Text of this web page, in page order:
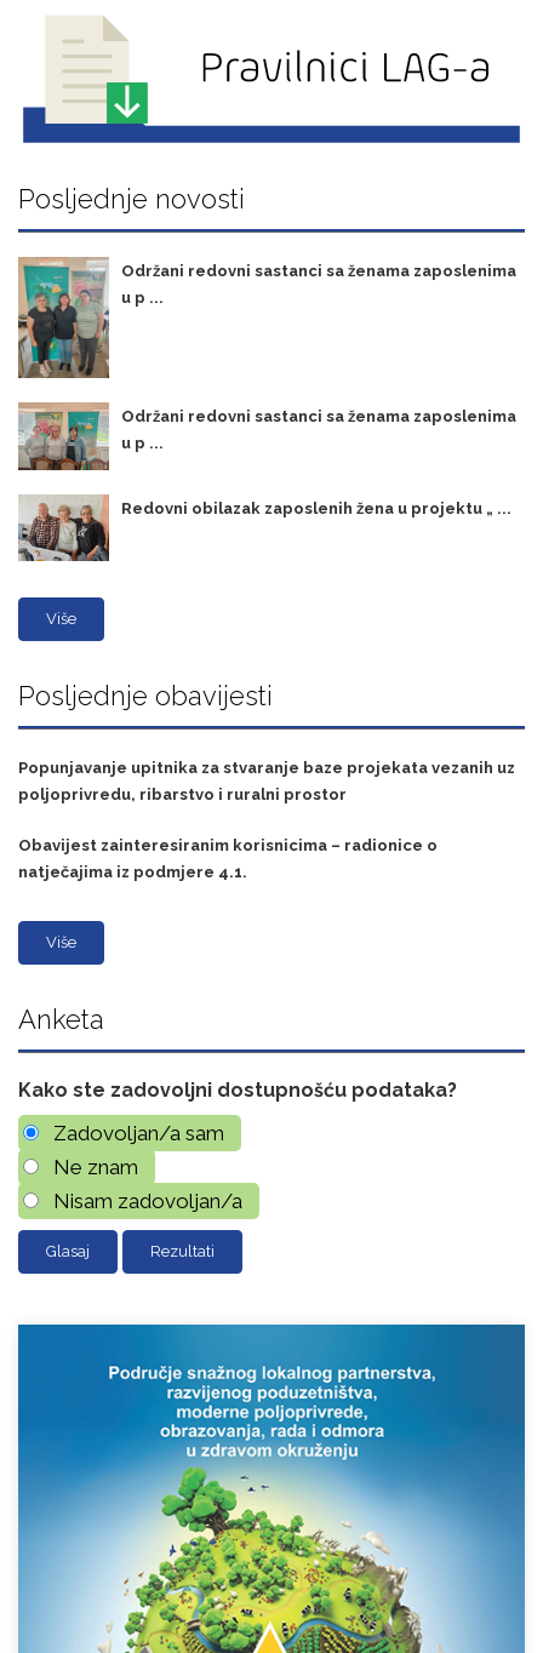
Posljednje novosti
Održani redovni sastanci sa ženama zaposlenima
u p ...
Održani redovni sastanci sa ženama zaposlenima
u p ...
Redovni obilazak zaposlenih žena u projektu „ ...
Više
Posljednje obavijesti
Popunjavanje upitnika za stvaranje baze projekata vezanih uz
poljoprivredu, ribarstvo i ruralni prostor
Obavijest zainteresiranim korisnicima – radionice o
natječajima iz podmjere 4.1.
Više
Anketa
Kako ste zadovoljni dostupnošću podataka?
Zadovoljan/a sam
Ne znam
Nisam zadovoljan/a
Rezultati